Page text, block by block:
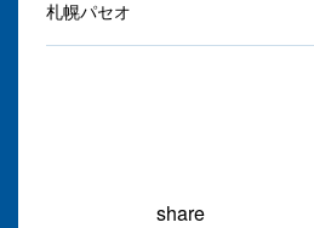
札幌パセオ
share